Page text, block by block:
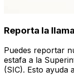
Reporta la
Puedes reportar
estafa a la
(SIC). Esto ayuda